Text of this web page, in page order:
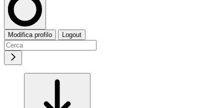
Modifica profilo Logout